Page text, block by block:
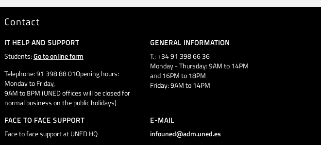
Contact
IT HELP AND SUPPORT
Students:Go to online form
Telephone: 91 398 88 01Opening hours:
Monday to Friday,
9AM to 8PM (UNED offices will be closed for
normal business on the public holidays)
GENERAL INFORMATION
T.: +34 91 398 66 36
Monday - Thursday: 9AM to 14PM
and 16PM to 18PM
Friday: 9AM to 14PM
FACE TO FACE SUPPORT
Face to face support at UNED HQ
E-MAIL
infouned@adm.uned.es